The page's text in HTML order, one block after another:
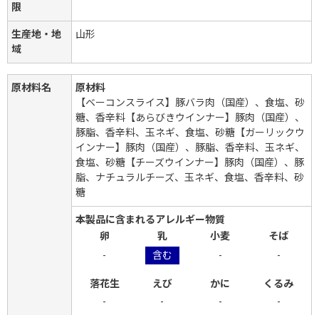
限
生産地・地
域
山形
原材料名
原材料
【ベーコンスライス】豚バラ肉（国産）、食塩、砂
糖、香辛料【あらびきウインナー】豚肉（国産）、
豚脂、香辛料、玉ネギ、食塩、砂糖【ガーリックウ
インナー】豚肉（国産）、豚脂、香辛料、玉ネギ、
食塩、砂糖【チーズウインナー】豚肉（国産）、豚
脂、ナチュラルチーズ、玉ネギ、食塩、香辛料、砂
糖
本製品に含まれるアレルギー物質
卵
乳 小麦
そば
-
含む - -
落花生 えび かに
くるみ
-
- - -